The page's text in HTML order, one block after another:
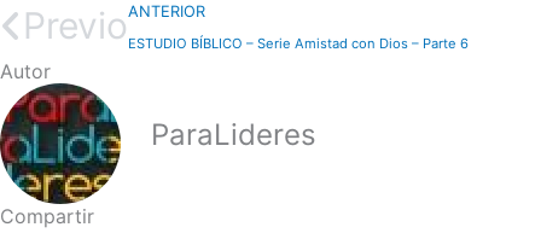
PrevioANTERIOR
ESTUDIO BÍBLICO – Serie Amistad con Dios – Parte 6
Autor
ParaLideres
Compartir